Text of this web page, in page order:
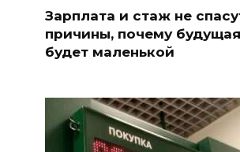
Зарплата и стаж не
причины, почему
будет маленькой